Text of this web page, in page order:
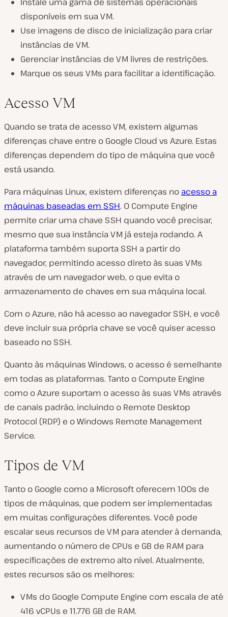
disponíveis em sua VM.
Use imagens de disco de inicialização para criar
instâncias de VM.
Gerenciar instâncias de VM livres de restrições.
Marque os seus VMs para facilitar a identificação.
Acesso VM
Quando se trata de acesso VM, existem algumas
diferenças chave entre o Google Cloud vs Azure. Estas
diferenças dependem do tipo de máquina que você
está usando.
Para máquinas Linux, existem diferenças no acesso a
máquinas baseadas em SSH. O Compute Engine
permite criar uma chave SSH quando você precisar,
mesmo que sua instância VM já esteja rodando. A
plataforma também suporta SSH a partir do
navegador, permitindo acesso direto às suas VMs
através de um navegador web, o que evita o
armazenamento de chaves em sua máquina local.
Com o Azure, não há acesso ao navegador SSH, e você
deve incluir sua própria chave se você quiser acesso
baseado no SSH.
Quanto às máquinas Windows, o acesso é semelhante
em todas as plataformas. Tanto o Compute Engine
como o Azure suportam o acesso às suas VMs através
de canais padrão, incluindo o Remote Desktop
Protocol (RDP) e o Windows Remote Management
Service.
Tipos de VM
Tanto o Google como a Microsoft oferecem 100s de
tipos de máquinas, que podem ser implementadas
em muitas configurações diferentes. Você pode
escalar seus recursos de VM para atender à demanda,
aumentando o número de CPUs e GB de RAM para
especificações de extremo alto nível. Atualmente,
estes recursos são os melhores:
VMs do Google Compute Engine com escala de até
416 vCPUs e 11.776 GB de RAM.